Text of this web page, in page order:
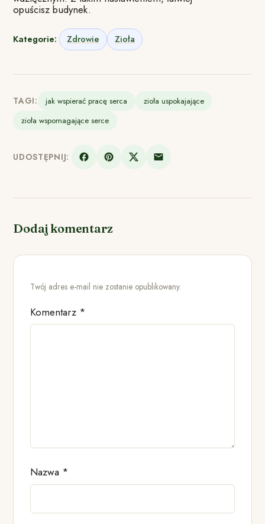
opuścisz budynek.
Kategorie: Zdrowie Zioła
TAGI: jak wspierać pracę serca
zioła uspokajające
zioła wspomagające serce
UDOSTĘPNIJ:
Dodaj komentarz
Twój adres e-mail nie zostanie opublikowany.
Komentarz *
Nazwa *